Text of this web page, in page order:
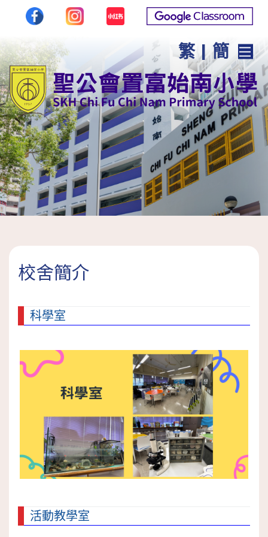
繁 |簡
校舍簡介
科學室
活動教學室